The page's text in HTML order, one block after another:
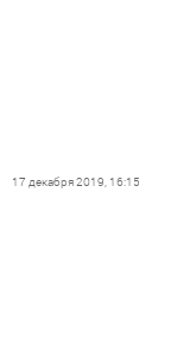
17 декабря 2019, 16:15